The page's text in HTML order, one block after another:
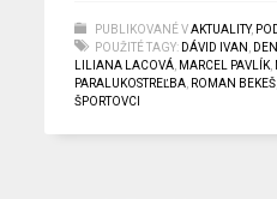
PUBLIKOVANÉ V AKTUALITY,
POUŽITÉ TAGY: DÁVID IVAN
LILIANA LACOVÁ MARCEL PAVLÍK
PARALUKOSTREĽBA ROMAN BEKEŠ
ŠPORTOVCI